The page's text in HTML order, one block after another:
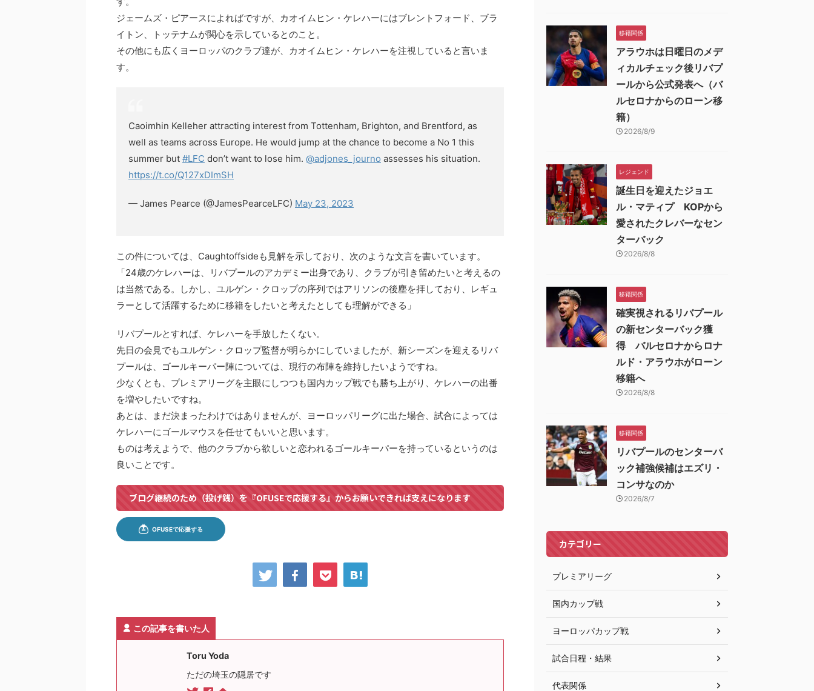
ジェームズ・ピアースによればですが、カオイムヒン・ケレハーにはブレントフォード、ブラ
イトン、トッテナムが関心を示しているとのこと。
その他にも広くヨーロッパのクラブ達が、カオイムヒン・ケレハーを注視していると言いま
す。
Caoimhin Kelleher attracting interest from Tottenham, Brighton, and Brentford, as
well as teams across Europe. He would jump at the chance to become a No 1 this
summer but #LFC don’t want to lose him. @adjones_journo assesses his situation.
https://t.co/Q127xDImSH
— James Pearce (@JamesPearceLFC) May 23, 2023
この件については、Caughtoffsideも見解を示しており、次のような文言を書いています。
「24歳のケレハーは、リバプールのアカデミー出身であり、クラブが引き留めたいと考えるの
は当然である。しかし、ユルゲン・クロップの序列ではアリソンの後塵を拝しており、レギュ
ラーとして活躍するために移籍をしたいと考えたとしても理解ができる」
リバプールとすれば、ケレハーを手放したくない。
先日の会見でもユルゲン・クロップ監督が明らかにしていましたが、新シーズンを迎えるリバ
プールは、ゴールキーパー陣については、現行の布陣を維持したいようですね。
少なくとも、プレミアリーグを主眼にしつつも国内カップ戦でも勝ち上がり、ケレハーの出番
を増やしたいですね。
あとは、まだ決まったわけではありませんが、ヨーロッパリーグに出た場合、試合によっては
ケレハーにゴールマウスを任せてもいいと思います。
ものは考えようで、他のクラブから欲しいと恋われるゴールキーパーを持っているというのは
良いことです。
ブログ継続のため（投げ銭）を『OFUSEで応援する』からお願いできれば支えになります
この記事を書いた人
Toru Yoda
ただの埼玉の隠居です
移籍関係
アラウホは日曜日のメデ
ィカルチェック後リバプ
ールから公式発表へ（バ
ルセロナからのローン移
籍）
2026/8/9
レジェンド
誕生日を迎えたジョエ
ル・マティプ KOPから
愛されたクレバーなセン
ターバック
2026/8/8
移籍関係
確実視されるリバプール
の新センターバック獲
得 バルセロナからロナ
ルド・アラウホがローン
移籍へ
2026/8/8
移籍関係
リバプールのセンターバ
ック補強候補はエズリ・
コンサなのか
2026/8/7
カテゴリー
プレミアリーグ
国内カップ戦
ヨーロッパカップ戦
試合日程・結果
代表関係